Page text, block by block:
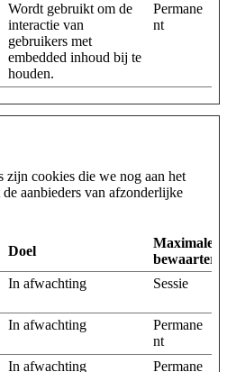
Wordt gebruikt om de
interactie van
gebruikers met
embedded inhoud bij te
houden.
Permane
nt
zijn cookies die we nog aan het
aanbieders van afzonderlijke
Doel
Maximale
In afwachting Sessie
In afwachting
Permane
nt
In afwachting
Permane